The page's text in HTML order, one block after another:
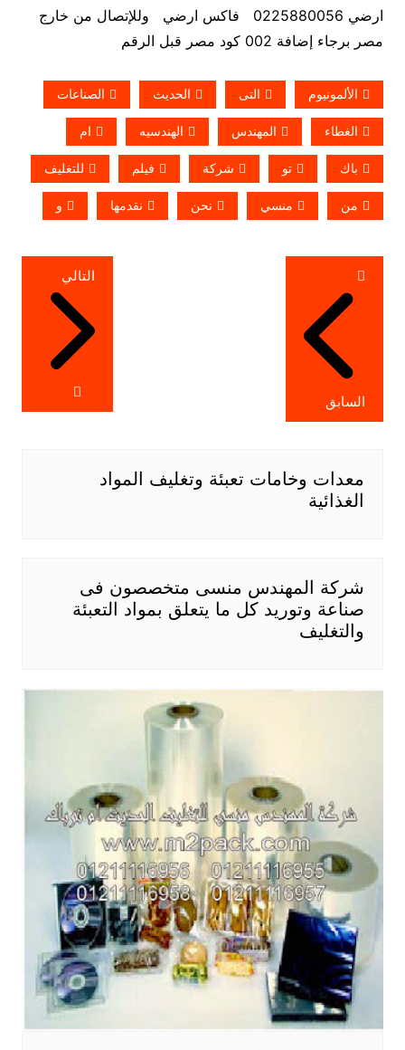
ارضي 0225880056 فاكس ارضي
وللإتصال من خارج
مصر برجاء إضافة 002 كود مصر قبل الرقم
الألمونيوم التى الحديث الصناعات
الغطاء المهندس الهندسيه ام
باك تو شركة فيلم للتغليف
من منسي نحن نقدمها و
تصفّح
المقالات
السابق
التالي
معدات وخامات تعبئة وتغليف المواد
الغذائية
شركة المهندس منسى متخصصون فى
صناعة وتوريد كل ما يتعلق بمواد التعبئة
والتغليف